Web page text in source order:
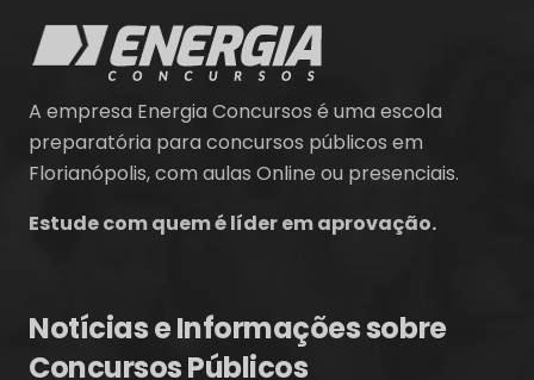
A empresa Energia Concursos é uma escola
preparatória para concursos públicos em
Florianópolis, com aulas Online ou presenciais.
Estude com quem é líder em aprovação.
Notícias e Informações sobre
Concursos Públicos